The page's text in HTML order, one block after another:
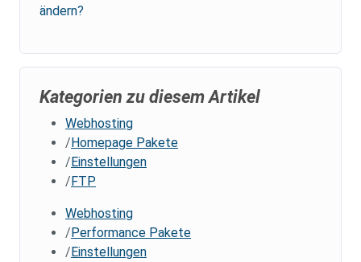
ändern?
Kategorien zu diesem Artikel
Webhosting
Homepage Pakete
Einstellungen
FTP
Webhosting
Performance Pakete
Einstellungen